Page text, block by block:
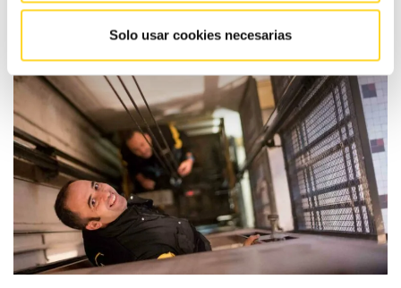
Solo usar cookies necesarias